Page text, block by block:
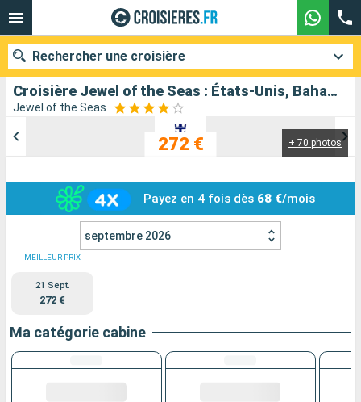
Croisière Jewel of the Seas : États-Unis, Bahamas au départ de Fort Lauderdale
Jewel of the Seas
+ 70 photos
272 €
Payez en 4 fois dès68 €/mois
septembre 2026
MEILLEUR PRIX
21 Sept.
272 €
Ma catégorie cabine
Rechercher une croisière
Mois de départ
Ports Compagnies